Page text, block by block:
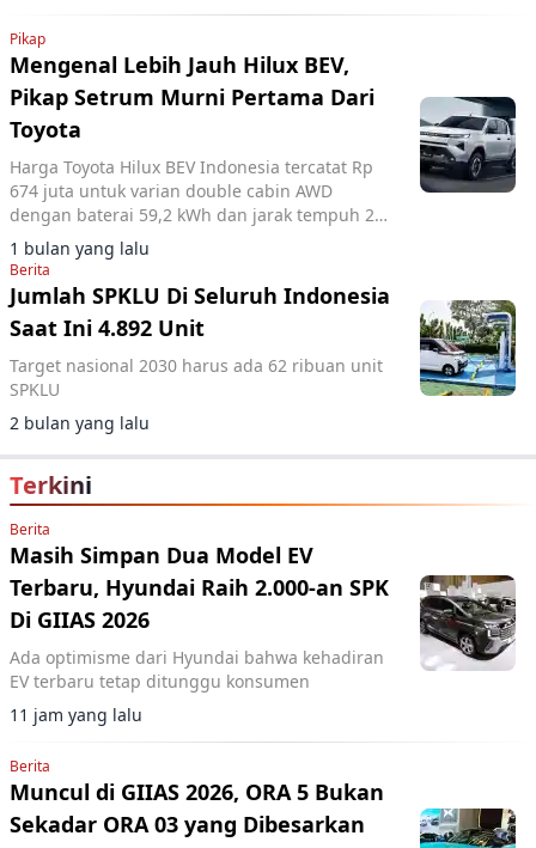
Pikap
Mengenal Lebih Jauh Hilux BEV,
Pikap Setrum Murni Pertama Dari
Toyota
Harga Toyota Hilux BEV Indonesia tercatat Rp
674 juta untuk varian double cabin AWD
dengan baterai 59,2 kWh dan jarak tempuh 240
km WLTP.
1 bulan yang lalu
Berita
Jumlah SPKLU Di Seluruh Indonesia
Saat Ini 4.892 Unit
Target nasional 2030 harus ada 62 ribuan unit
SPKLU
2 bulan yang lalu
Terkini
Berita
Masih Simpan Dua Model EV
Terbaru, Hyundai Raih 2.000-an SPK
Di GIIAS 2026
Ada optimisme dari Hyundai bahwa kehadiran
EV terbaru tetap ditunggu konsumen
11 jam yang lalu
Berita
Muncul di GIIAS 2026, ORA 5 Bukan
Sekadar ORA 03 yang Dibesarkan